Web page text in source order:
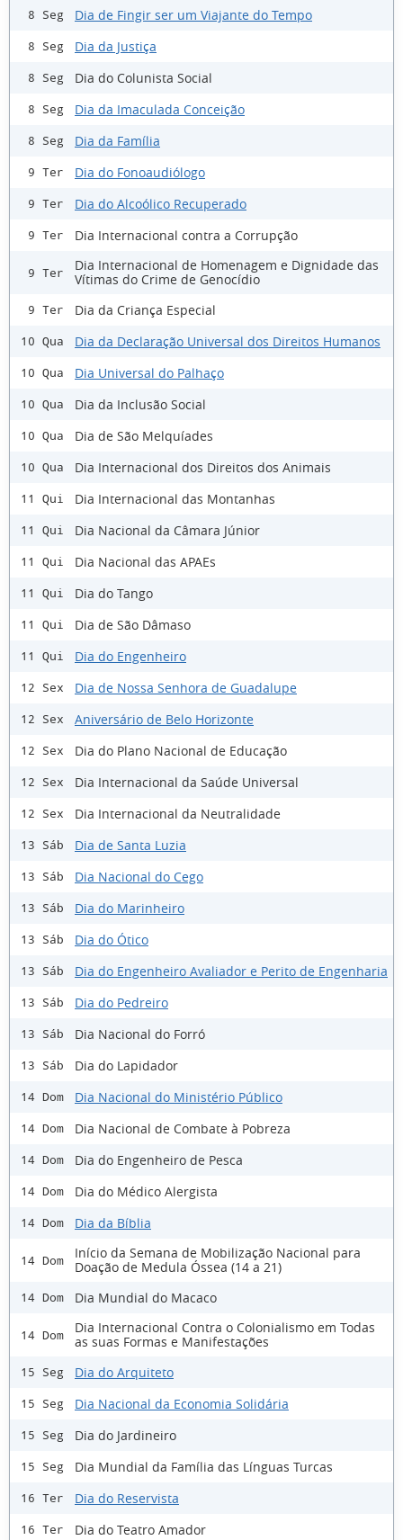
8 Seg Dia de Fingir ser um Viajante do Tempo
8 Seg Dia da Justiça
8 Seg Dia do Colunista Social
8 Seg Dia da Imaculada Conceição
8 Seg Dia da Família
9 Ter Dia do Fonoaudiólogo
9 Ter Dia do Alcoólico Recuperado
9 Ter Dia Internacional contra a Corrupção
9 Ter
Dia Internacional de Homenagem e Dignidade das
Vítimas do Crime de Genocídio
9 Ter Dia da Criança Especial
10 Qua Dia da Declaração Universal dos Direitos Humanos
10 Qua Dia Universal do Palhaço
10 Qua Dia da Inclusão Social
10 Qua Dia de São Melquíades
10 Qua Dia Internacional dos Direitos dos Animais
11 Qui Dia Internacional das Montanhas
11 Qui Dia Nacional da Câmara Júnior
11 Qui Dia Nacional das APAEs
11 Qui Dia do Tango
11 Qui Dia de São Dâmaso
11 Qui Dia do Engenheiro
12 Sex Dia de Nossa Senhora de Guadalupe
12 Sex Aniversário de Belo Horizonte
12 Sex Dia do Plano Nacional de Educação
12 Sex Dia Internacional da Saúde Universal
12 Sex Dia Internacional da Neutralidade
13 Sáb Dia de Santa Luzia
13 Sáb Dia Nacional do Cego
13 Sáb Dia do Marinheiro
13 Sáb Dia do Ótico
13 Sáb Dia do Engenheiro Avaliador e Perito de Engenharia
13 Sáb Dia do Pedreiro
13 Sáb Dia Nacional do Forró
13 Sáb Dia do Lapidador
14 Dom Dia Nacional do Ministério Público
14 Dom Dia Nacional de Combate à Pobreza
14 Dom Dia do Engenheiro de Pesca
14 Dom Dia do Médico Alergista
14 Dom Dia da Bíblia
14 Dom
Início da Semana de Mobilização Nacional para
Doação de Medula Óssea (14 a 21)
14 Dom Dia Mundial do Macaco
14 Dom
Dia Internacional Contra o Colonialismo em Todas
as suas Formas e Manifestações
15 Seg Dia do Arquiteto
15 Seg Dia Nacional da Economia Solidária
15 Seg Dia do Jardineiro
15 Seg Dia Mundial da Família das Línguas Turcas
16 Ter Dia do Reservista
16 Ter Dia do Teatro Amador